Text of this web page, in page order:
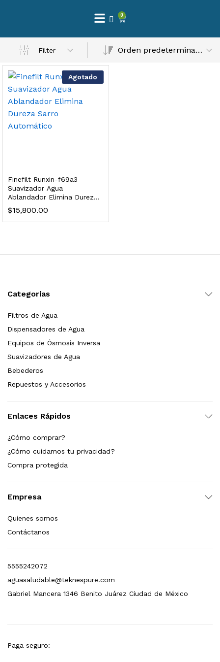
0
Filter Orden predeterminado
Agotado
Finefilt Runxin-f69a3
Suavizador Agua
Ablandador Elimina Dureza
Sarro Automático
$15,800.00
Categorías
Filtros de Agua
Dispensadores de Agua
Equipos de Ósmosis Inversa
Suavizadores de Agua
Bebederos
Repuestos y Accesorios
Enlaces Rápidos
¿Cómo comprar?
¿Cómo cuidamos tu privacidad?
Compra protegida
Empresa
Quienes somos
Contáctanos
5555242072
aguasaludable@teknespure.com
Gabriel Mancera 1346 Benito Juárez Ciudad de México
Paga seguro:
– Máxima Calidad En Filtración
3,900.00
al carrito
al carrito
Esterilizador UV 25 Watts 4 Pines
Cafetera (Cartucho de Repuesto)
2,899.00
al carrito
SS304 Natural Cepillado | Agua Purificada
699.00
L/h, con filtración Welltek WT-WFS600-4S